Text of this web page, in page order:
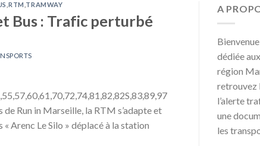
,RTM TRAMWAY
Bus : Trafic perturbé
Run in Marseille, la RTM s’adapte et
Arenc Le Silo » déplacé à la station
A
dédiée
région
retrouvez
l’alerte
une
les